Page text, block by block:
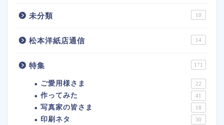
未分類 10
松本洋紙店通信 14
特集 171
ご愛用様さま 22
作ってみた 41
写真家の皆さま 18
印刷ネタ 30